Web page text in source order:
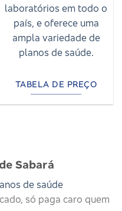
laboratórios em todo o
país, e oferece uma
ampla variedade de
planos de saúde.
TABELA DE PREÇO
Sabará
de saúde
só paga caro quem